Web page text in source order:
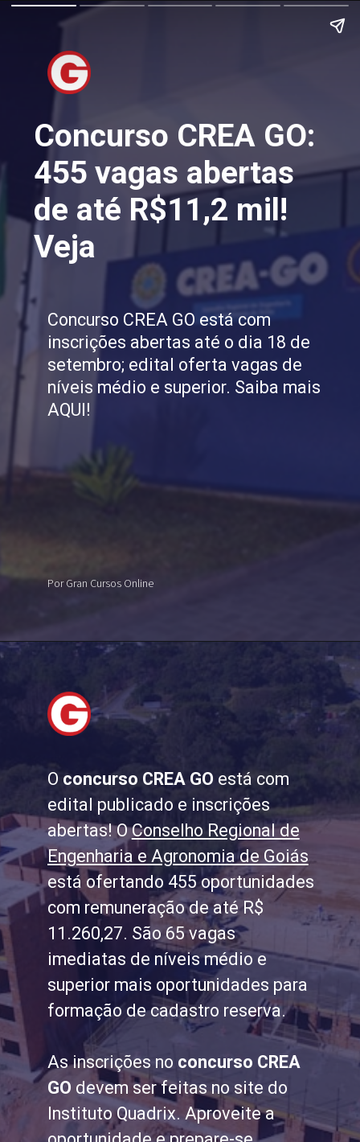
Concurso CREA GO:
455 vagas abertas
de até R$11,2 mil!
Veja
Concurso CREA GO está com
inscrições abertas até o dia 18 de
setembro; edital oferta vagas de
níveis médio e superior. Saiba mais
AQUI!
Por Gran Cursos Online
O concurso CREA GO está com
edital publicado e inscrições
abertas! OConselho Regional de
Engenharia e Agronomia de Goiás
está ofertando 455 oportunidades
com remuneração de até R$
11.260,27. São 65 vagas
imediatas de níveis médio e
superior mais oportunidades para
formação de cadastro reserva.
As inscrições no concurso CREA
GO devem ser feitas no site do
Instituto Quadrix. Aproveite a